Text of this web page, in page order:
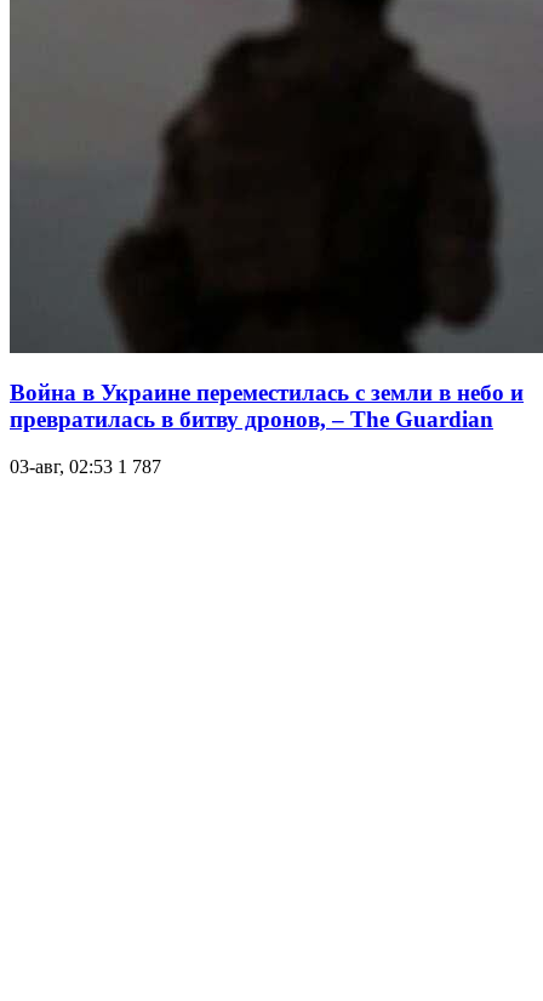
Война в Украине переместилась с земли в небо и
превратилась в битву дронов, – The Guardian
03-авг, 02:53 1 787